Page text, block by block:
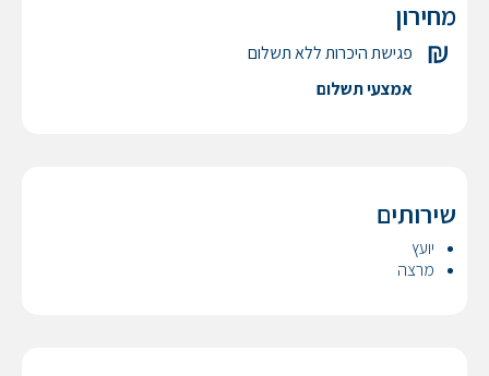
מחירון
פגישת היכרות ללא תשלום
אמצעי תשלום
שירותים
יועץ
מרצה